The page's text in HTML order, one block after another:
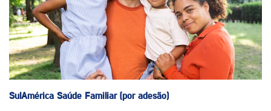
SulAmérica Saúde Familiar (por adesão)